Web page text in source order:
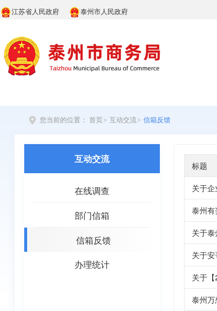
江苏省人民政府 泰州市人民政府
您当前的位置： 首页 > 互动交流> 信箱反馈
互动交流
在线调查
部门信箱
信箱反馈
办理统计
标题
关于
泰州
关于
关于
关于
泰州